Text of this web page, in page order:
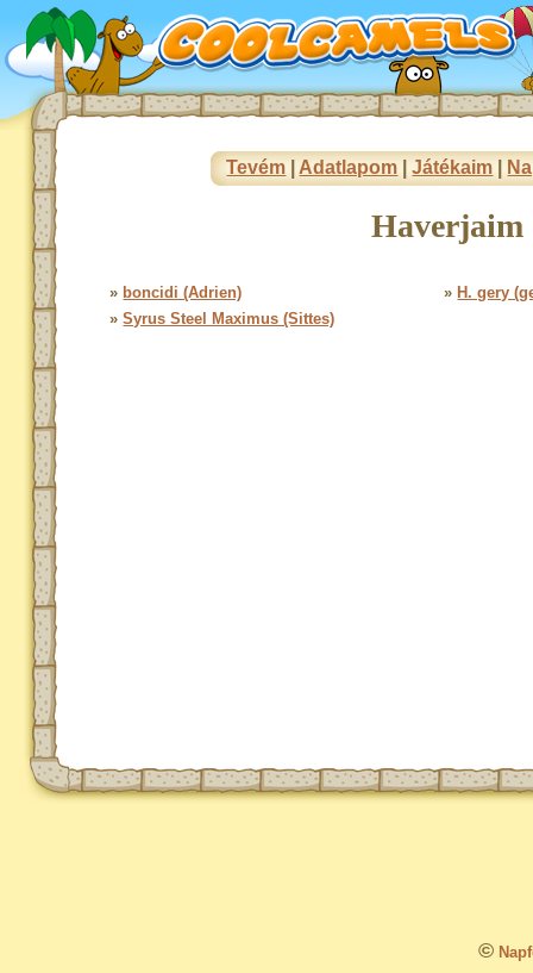
Tevém Adatlapom |Játékaim
Haverjaim
» boncidi (Adrien) » H. gery
»Syrus Steel Maximus (Sittes)
©